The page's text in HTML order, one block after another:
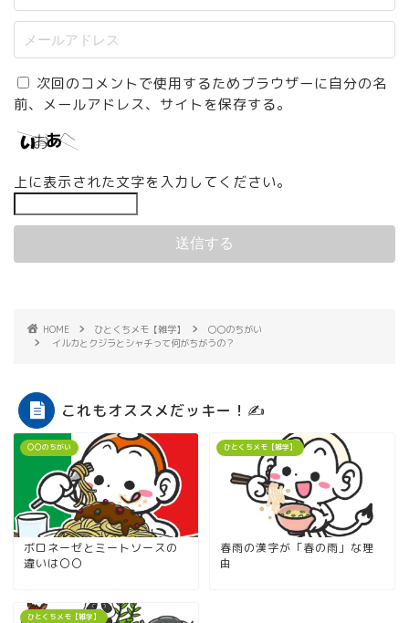
次回のコメントで使用するためブラウザーに自分の名
前、メールアドレス、サイトを保存する。
上に表示された文字を入力してください。
HOME ひとくちメモ【雑学】
〇〇のちがい
イルカとクジラとシャチって何がちがうの？
これもオススメだッキー！✍
〇〇のちがい
ボロネーゼとミートソースの
違いは〇〇
ひとくちメモ【雑学】
春雨の漢字が「春の雨」な理
由
ひとくちメモ【雑学】